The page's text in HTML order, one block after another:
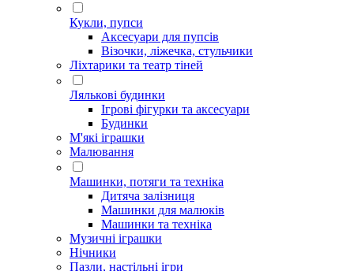
Кукли, пупси
Аксесуари для пупсів
Візочки, ліжечка, стульчики
Ліхтарики та театр тіней
Лялькові будинки
Ігрові фігурки та аксесуари
Будинки
М'які іграшки
Малювання
Машинки, потяги та техніка
Дитяча залізниця
Машинки для малюків
Машинки та техніка
Музичні іграшки
Нічники
Пазли, настільні ігри